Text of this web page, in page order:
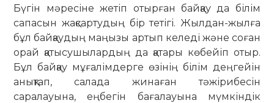
Бүгін мәресіне жетіп отырған байқау да білім
сапасын жақсартудың бір тетігі. Жылдан-жылға
бұл байқаудың маңызы артып келеді және соған
орай қатысушылардың да қатары көбейіп отыр.
Бұл байқау мұғалімдерге өзінің білім деңгейін
анықтап, салада жинаған тәжірибесін
саралауына, еңбегін бағалауына мүмкіндік